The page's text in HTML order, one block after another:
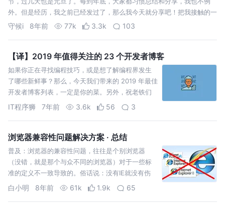
外。但是经历，我之前已经发过了，那么我今天就分享吧！把我接触的一
些资源分享给大家，算是送给大家的双旦礼物吧！希望大家能够从中获取
守候i 8年前 77k 3.3k 103
【译】2019 年值得关注的 23 个开发者博客
如果你正在寻找编程技巧，或是想了解编程界发生
了哪些新鲜事？那么，今天我们带来的 2019 年最佳
开发者博客列表，一定是你的菜。另外，祝老铁们
新年快乐！（译者：IT程序狮）
IT程序狮 7年前 3.6k 56 3
浏览器兼容性问题解决方案 · 总结
普及：浏览器的兼容性问题，往往是个别浏览器
（没错，就是那个与众不同的浏览器）对于一些标
准的定义不一致导致的。俗话说：没有IE就没有伤
害。 贴士：内容都是自己总结的，不免会出现错误
白小明 8年前 61k 1.9k 65